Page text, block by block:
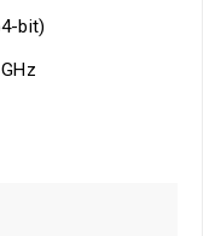
bit)